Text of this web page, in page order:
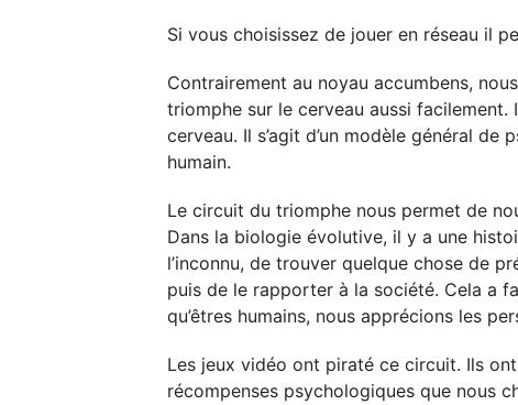
Si vous choisissez de jouer en réseau il
Contrairement au noyau accumbens,
triomphe sur le cerveau aussi facilement.
cerveau. Il s’agit d’un modèle général
humain.
Le circuit du triomphe nous permet de
Dans la biologie évolutive, il y a une
l’inconnu, de trouver quelque chose de
puis de le rapporter à la société. Cela a
qu’êtres humains, nous apprécions les
Les jeux vidéo ont piraté ce circuit. Ils
récompenses psychologiques que nous